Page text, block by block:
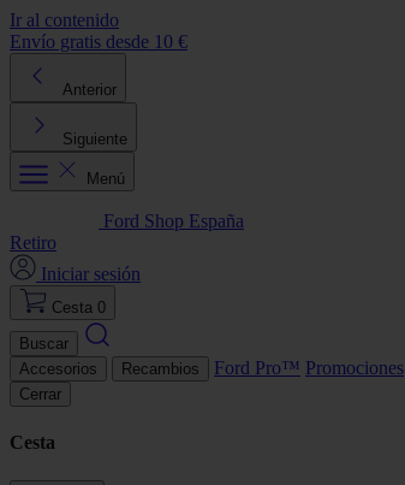
Ir al contenido
Envío gratis desde 10 €
Anterior
Siguiente
Menú
Ford Shop España
Retiro
Iniciar sesión
Cesta 0
Buscar
Accesorios
Recambios Ford Pro™ Promociones
Cerrar
Cesta